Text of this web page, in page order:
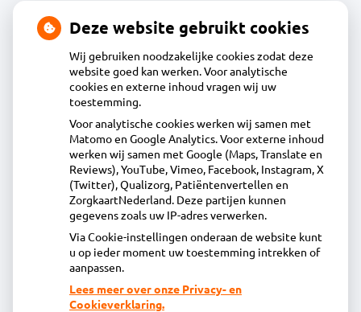
Apotheek Wormer
Zandweg 4, 1531 AN Wormer
075 - 642 17 00
vragen@apotheekwormer.nl
Inschrijven
Centrale administratie
Deze website gebruikt cookies
Wij gebruiken noodzakelijke cookies zodat deze
website goed kan werken. Voor analytische
cookies en externe inhoud vragen wij uw
toestemming.
Voor analytische cookies werken wij samen met
Matomo en Google Analytics. Voor externe inhoud
werken wij samen met Google (Maps, Translate en
Reviews), YouTube, Vimeo, Facebook, Instagram, X
(Twitter), Qualizorg, Patiëntenvertellen en
ZorgkaartNederland. Deze partijen kunnen
gegevens zoals uw IP-adres verwerken.
Via Cookie-instellingen onderaan de website kunt
u op ieder moment uw toestemming intrekken of
aanpassen.
Lees meer over onze Privacy- en
Cookieverklaring.